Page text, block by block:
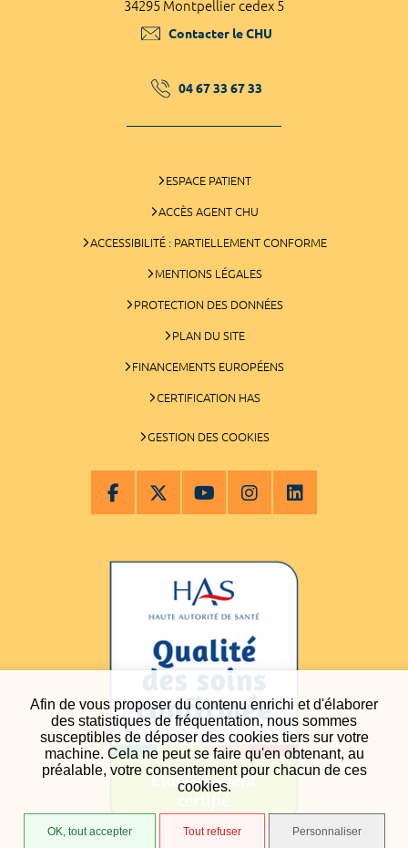
Afin de vous proposer du contenu enrichi et d'élaborer
des statistiques de fréquentation, nous sommes
susceptibles de déposer des cookies tiers sur votre
machine. Cela ne peut se faire qu'en obtenant, au
préalable, votre consentement pour chacun de ces
cookies.
OK, tout accepter Tout refuser Personnaliser
34295 Montpellier cedex 5
Contacter le CHU
04 67 33 67 33
ESPACE PATIENT
ACCÈS AGENT CHU
ACCESSIBILITÉ : PARTIELLEMENT CONFORME
MENTIONS LÉGALES
PROTECTION DES DONNÉES
PLAN DU SITE
FINANCEMENTS EUROPÉENS
CERTIFICATION HAS
GESTION DES COOKIES